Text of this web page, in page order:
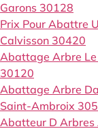
Garons 30128
Prix Pour Abattre
Calvisson 30420
Abattage Arbre
30120
Abattage Arbre
Saint-Ambroix
Abatteur D Arbres